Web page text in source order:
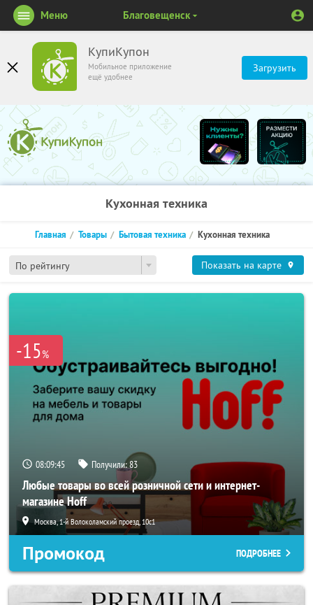
КупиКупон
Мобильное приложение
ещё удобнее
Загрузить
Меню Благовещенск
Кухонная техника
По рейтингу
Главная Товары Бытовая техника Кухонная техника
Показать на карте
-15%
08:09:44 Получили:83
Любые товары во всей розничной сети и интернет-
магазине Hoff
Москва, 1-й Волоколамский проезд, 10с1
Промокод ПОДРОБНЕЕ